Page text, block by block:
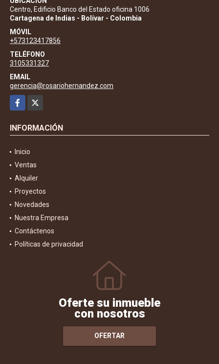
Centro, Edificio Banco del Estado oficina 1006
Cartagena de Indias - Bolívar - Colombia
MÓVIL
+573123417856
TELÉFONO
3105331327
EMAIL
gerencia@rosariohernandez.com
Facebook
INFORMACIÓN
Inicio
Ventas
Alquiler
Proyectos
Novedades
Nuestra Empresa
Contáctenos
Políticas de privacidad
Oferte su inmueble
con nosotros
OFERTAR